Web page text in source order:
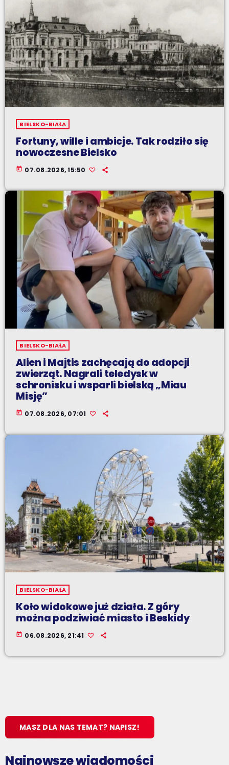
BIELSKO-BIAŁA
Fortuny, wille i ambicje. Tak rodziło się
nowoczesne Bielsko
today 07.08.2026, 15:50
BIELSKO-BIAŁA
Alien i Majtis zachęcają do adopcji
zwierząt. Nagrali teledysk w
schronisku i wsparli bielską „Miau
Misję”
today 07.08.2026, 07:01
BIELSKO-BIAŁA
Koło widokowe już działa. Z góry
można podziwiać miasto i Beskidy
today 06.08.2026, 21:41
MASZ DLA NAS TEMAT? NAPISZ!
Najnowsze wiadomości